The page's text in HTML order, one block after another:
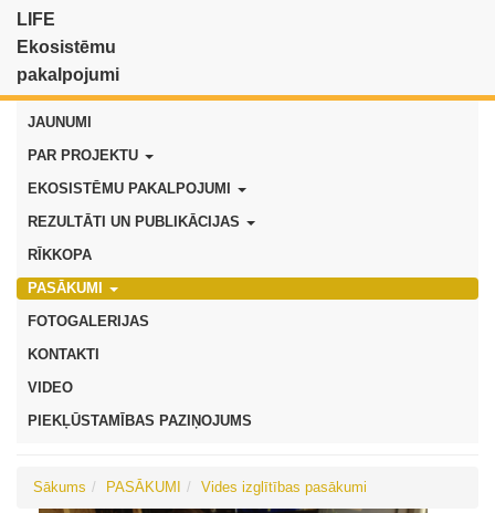
LIFE
Ekosistēmu
pakalpojumi
JAUNUMI
PAR PROJEKTU
EKOSISTĒMU PAKALPOJUMI
REZULTĀTI UN PUBLIKĀCIJAS
RĪKKOPA
PASĀKUMI
FOTOGALERIJAS
KONTAKTI
VIDEO
PIEKĻŪSTAMĪBAS PAZIŅOJUMS
Sākums PASĀKUMI Vides izglītības pasākumi